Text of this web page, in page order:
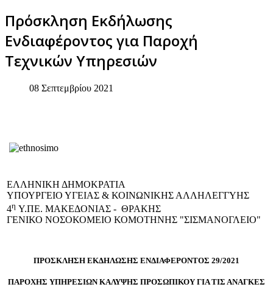
Πρόσκληση Εκδήλωσης
Ενδιαφέροντος για Παροχή
Τεχνικών Yπηρεσιών
08 Σεπτεμβρίου 2021
EΛΛΗΝΙΚΗ ΔΗΜΟΚΡΑΤΙΑ
ΥΠΟΥΡΓΕΙΟ ΥΓΕΙΑΣ & ΚΟΙΝΩΝΙΚΗΣ ΑΛΛΗΛΕΓΓΥΗΣ
4η Υ.ΠΕ. ΜΑΚΕΔΟΝΙΑΣ - ΘΡΑΚΗΣ
ΓΕΝΙΚΟ NΟΣΟΚΟΜΕΙΟ ΚΟΜΟΤΗΝΗΣ "ΣΙΣΜΑΝΟΓΛΕΙΟ"
ΠΡΟΣΚΛΗΣΗ ΕΚΔΗΛΩΣΗΣ ΕΝΔΙΑΦΕΡΟΝΤΟΣ 29/2021
ΠΑΡΟΧΗΣ ΥΠΗΡΕΣΙΩΝ ΚΑΛΥΨΗΣ ΠΡΟΣΩΠΙΚΟΥ ΓΙΑ ΤΙΣ ΑΝΑΓΚΕΣ